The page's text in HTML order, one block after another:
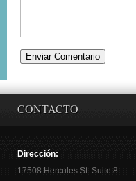
CONTACTO
Dirección:
17508 Hercules St. Suite 8